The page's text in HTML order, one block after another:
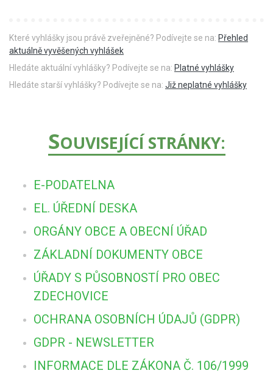
Které vyhlášky jsou právě zveřejněné? Podívejte se na: Přehled
aktuálně vyvěšených vyhlášek
Hledáte aktuální vyhlášky? Podívejte se na: Platné vyhlášky
Hledáte starší vyhlášky? Podívejte se na: Již neplatné vyhlášky
SOUVISEJÍCÍ STRÁNKY:
E-PODATELNA
EL. ÚŘEDNÍ DESKA
ORGÁNY OBCE A OBECNÍ ÚŘAD
ZÁKLADNÍ DOKUMENTY OBCE
ÚŘADY S PŮSOBNOSTÍ PRO OBEC
ZDECHOVICE
OCHRANA OSOBNÍCH ÚDAJŮ (GDPR)
GDPR - NEWSLETTER
INFORMACE DLE ZÁKONA Č. 106/1999